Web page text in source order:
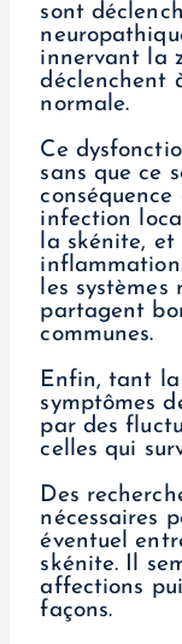
sont
innervant la
déclenchent
normale.
Ce
sans que ce
conséquence
infection
la skénite, et
les systèmes
partagent
communes.
Enfin, tant la
symptômes
par des
celles qui
Des
nécessaires
éventuel
skénite. Il
affections
façons.